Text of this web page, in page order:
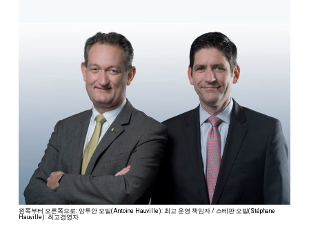
왼쪽부터 오른쪽으로: 앙투안 오빌(Antoine Hauville): 최고 운영 책임자 / 스테판 오빌(Stéphane
Hauville): 최고경영자